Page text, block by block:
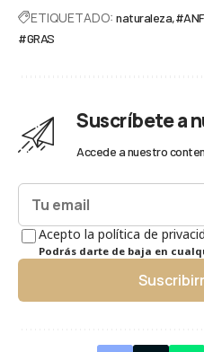
ETIQUETADO: naturaleza
#GRAS
Suscríbete a
Accede a nuestro
Acepto la política de
Podrás darte de baja en